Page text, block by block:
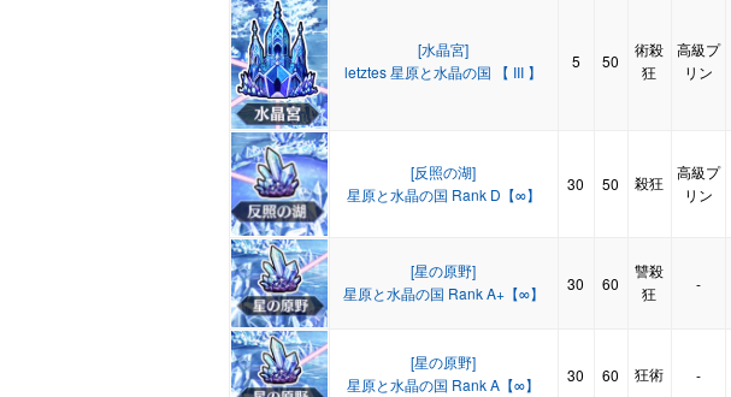
[水晶宮]
letztes 星原と水晶の国 【 III 】
5 50
術殺
狂
高級プ
リン
[反照の湖]
星原と水晶の国 Rank D【∞】
30 50 殺狂
高級プ
リン
[星の原野]
星原と水晶の国 Rank A+【∞】
30 60
讐殺
狂
-
[星の原野]
星原と水晶の国 Rank A【∞】
30 60 狂術 -